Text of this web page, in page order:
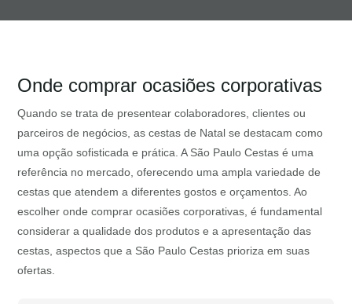
Onde comprar ocasiões corporativas
Quando se trata de presentear colaboradores, clientes ou
parceiros de negócios, as cestas de Natal se destacam como
uma opção sofisticada e prática. A São Paulo Cestas é uma
referência no mercado, oferecendo uma ampla variedade de
cestas que atendem a diferentes gostos e orçamentos. Ao
escolher onde comprar ocasiões corporativas, é fundamental
considerar a qualidade dos produtos e a apresentação das
cestas, aspectos que a São Paulo Cestas prioriza em suas
ofertas.